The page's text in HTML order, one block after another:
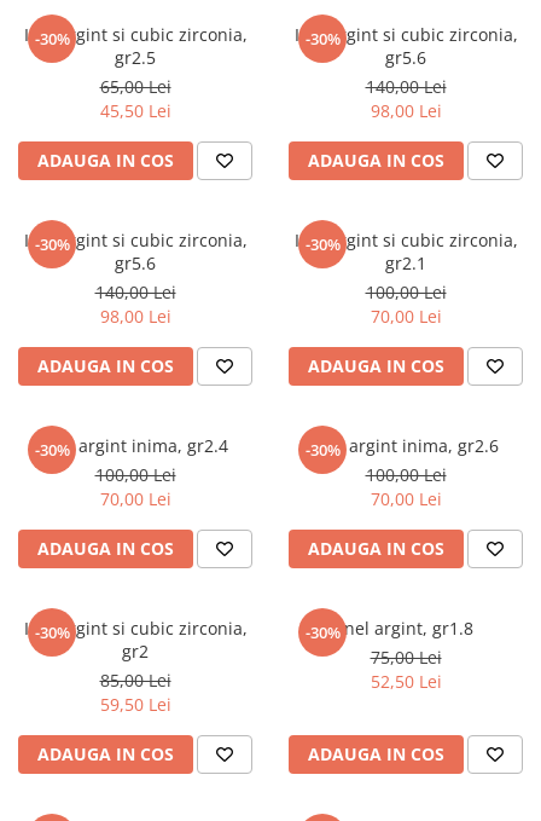
marime reglabila
marimea 47
marimea 48
marimea 49
marimea 50
marimea 51
marimea 53
marimea 54
marimea 55
marimea 56
marimea 57
marimea 58
marimea 59
marimea 60
marimea 61
marimea 63
marimea 65
marimea 66
marimea 67
marimea 68
SETURI ARGINT
marime reglabila
-30%
Inel argint si cubic zirconia,
gr2.5
65,00 Lei
45,50 Lei
ADAUGA IN COS
-30%
Inel argint si cubic zirconia,
gr5.6
140,00 Lei
98,00 Lei
ADAUGA IN COS
-30%
Inel argint si cubic zirconia,
gr5.6
140,00 Lei
98,00 Lei
ADAUGA IN COS
-30%
Inel argint si cubic zirconia,
gr2.1
100,00 Lei
70,00 Lei
ADAUGA IN COS
-30%
Inel argint inima, gr2.4
100,00 Lei
70,00 Lei
ADAUGA IN COS
-30%
Inel argint inima, gr2.6
100,00 Lei
70,00 Lei
ADAUGA IN COS
-30%
Inel argint si cubic zirconia,
gr2
85,00 Lei
59,50 Lei
ADAUGA IN COS
-30%Inel argint, gr1.8
75,00 Lei
52,50 Lei
ADAUGA IN COS